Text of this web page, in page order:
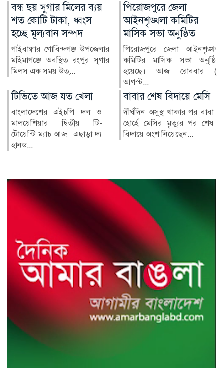
পিরোজপুরে জেলা
আইনশৃঙ্খলা কমিটির
মাসিক সভা অনুষ্ঠিত
পিরোজপুরে জেলা আইনশৃঙ্খলা
কমিটির মাসিক সভা অনুষ্ঠিত
হয়েছে। আজ রোববার (৯
লৌহজংয়ে মার্কেটে আগুন,
রক্ষা পেল হাসপাতাল-
ব্যাংক
মুন্সীগঞ্জের লৌহজংয়ে একটি
মার্কেটে অগ্নিকাণ্ডের ঘটনা ঘটেছে।
ফায়ার সার্ভিসের দ...
বাবার শেষ বিদায়ে মেসি
দীর্ঘদিন অসুস্থ থাকার পর বাবা
হোর্হে মেসির মৃত্যুর পর শেষ
বিদায়ে অংশ নিয়েছেন...
এসএসসি ও সমমানের
ফল প্রকাশ আজ
চলতি বছরের এসএসসি ও
সমমান পরীক্ষার ফল আজ